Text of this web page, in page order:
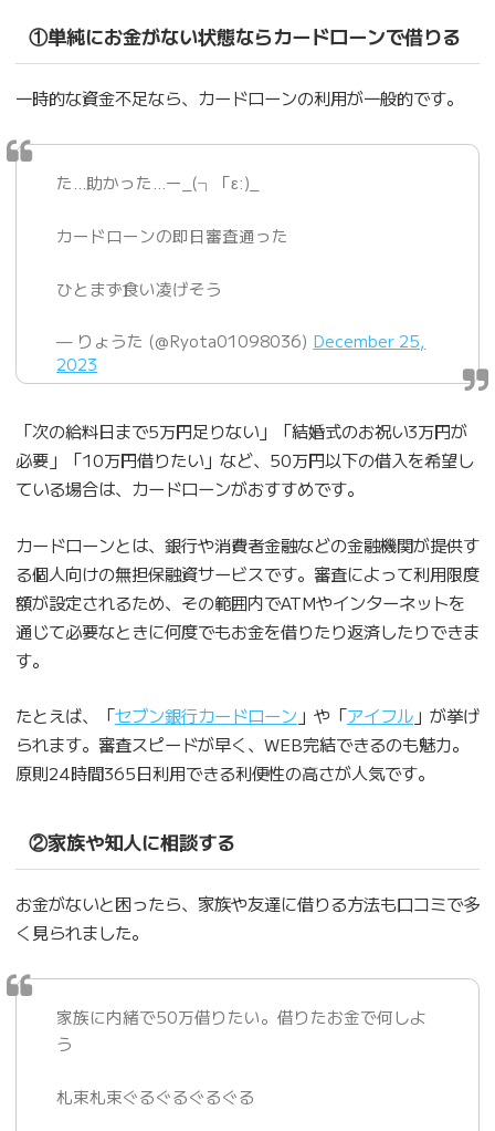
①単純にお金がない状態ならカードローンで借りる
一時的な資金不足なら、カードローンの利用が一般的です。
た…助かった…ー_(┐「ε:)_
カードローンの即日審査通った
ひとまず食い凌げそう
— りょうた (@Ryota01098036) December 25,
2023
「次の給料日まで5万円足りない」「結婚式のお祝い3万円が
必要」「10万円借りたい」など、50万円以下の借入を希望し
ている場合は、カードローンがおすすめです。
カードローンとは、銀行や消費者金融などの金融機関が提供す
る個人向けの無担保融資サービスです。審査によって利用限度
額が設定されるため、その範囲内でATMやインターネットを
通じて必要なときに何度でもお金を借りたり返済したりできま
す。
たとえば、「セブン銀行カードローン 」や「アイフル」が挙げ
られます。審査スピードが早く、WEB完結できるのも魅力。
原則24時間365日利用できる利便性の高さが人気です。
②家族や知人に相談する
お金がないと困ったら、家族や友達に借りる方法も口コミで多
く見られました。
家族に内緒で50万借りたい。借りたお金で何しよ
う
札束札束ぐるぐるぐるぐる